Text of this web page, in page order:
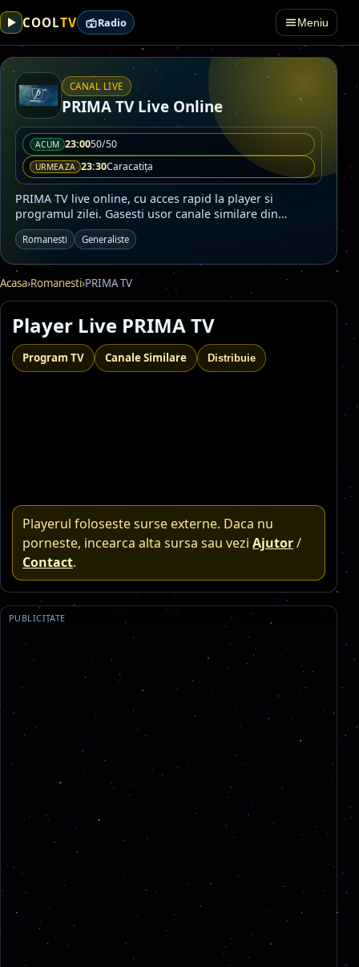
COOLTV Radio Meniu
CANAL LIVE
PRIMA TV Live Online
ACUM 23:0050/50
URMEAZA 23:30Caracatița
PRIMA TV live online, cu acces rapid la player si
programul zilei. Gasesti usor canale similare din
categoriile Romanesti, Generaliste.
Romanesti Generaliste
Acasa›Romanesti›PRIMA TV
Player Live PRIMA TV
Program TV Canale Similare Distribuie
Playerul foloseste surse externe. Daca nu
porneste, incearca alta sursa sau vezi Ajutor/
Contact.
PUBLICITATE